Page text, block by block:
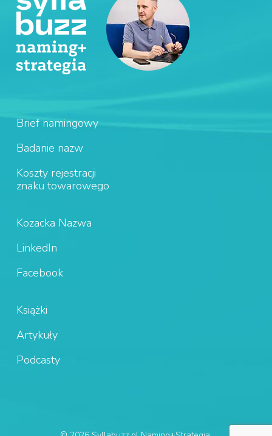
Brief namingowy
Badanie nazw
Koszty rejestracji
znaku towarowego
Kozacka Nazwa
LinkedIn
Facebook
Książki
Artykuły
Podcasty